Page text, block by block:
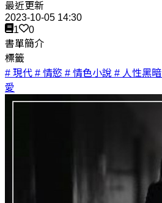
最近更新
2023-10-05 14:30
1
0
書單簡介
標籤
# 現代 # 情慾 # 情色小說 # 人性黑暗
愛